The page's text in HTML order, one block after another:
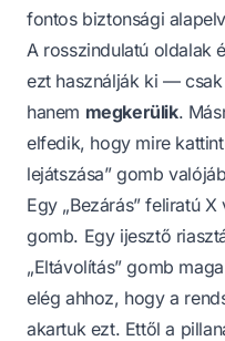
fontos biztonsági
A rosszindulatú oldalak
ezt használják ki —
hanem megkerülik.
elfedik, hogy mire
lejátszása” gomb
Egy „Bezárás” feliratú
gomb. Egy ijesztő
„Eltávolítás” gomb
elég ahhoz, hogy a
akartuk ezt. Ettől a